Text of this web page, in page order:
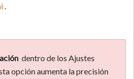
.
dentro de los Ajustes
opción aumenta la precisión